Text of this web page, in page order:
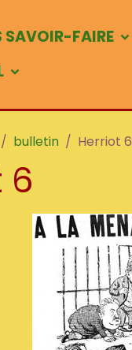
SAVOIR-FAIRE
bulletin Herriot 6
6